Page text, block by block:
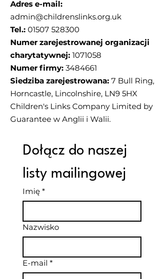
Adres e-mail:
admin@childrenslinks.org.uk
Tel.: 01507 528300
Numer zarejestrowanej organizacji
charytatywnej: 1071058
Numer firmy: 3484661
Siedziba zarejestrowana: 7 Bull Ring,
Horncastle, Lincolnshire, LN9 5HX
Children's Links Company Limited by
Guarantee w Anglii i Walii.
Dołącz do naszej
listy mailingowej
Imię *
Nazwisko
E-mail *